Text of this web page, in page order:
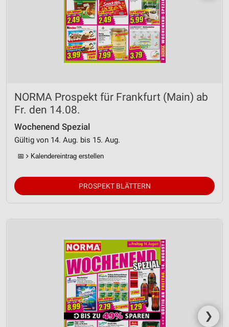
NORMA Prospekt für Frankfurt (Main) ab
Fr. den 14.08.
Wochenend Spezial
Gültig von 14. Aug. bis 15. Aug.
📅 Kalendereintrag erstellen
PROSPEKT BLÄTTERN
❯
Entwicklung und Verbesserung der Angebote
Verwendung reduzierter Daten zur Auswahl von
IAB-Besonderheiten:
Geräte anhand von aktiv angeforderten
Informationen identifizieren
Nicht-IAB-Verarbeitungszwecke:
Notwendig
Performance
Funktional